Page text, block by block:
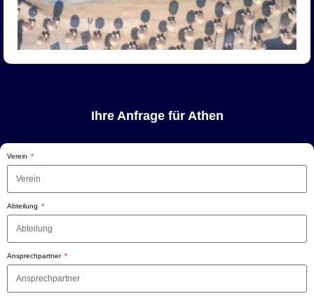
Ihre Anfrage für Athen
Verein
Abteilung
Ansprechpartner